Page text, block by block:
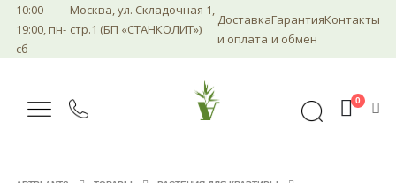
10:00 –
19:00, пн-
сб
Москва, ул. Складочная 1,
стр.1 (БП «СТАНКОЛИТ»)
Доставка
и оплата
Гарантия
и обмен
Контакты
0